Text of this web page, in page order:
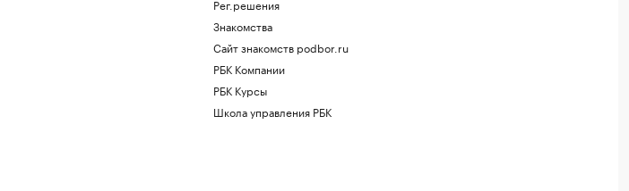
Рег.решения
Знакомства
Сайт знакомств podbor.ru
РБК Компании
РБК Курсы
Школа управления РБК